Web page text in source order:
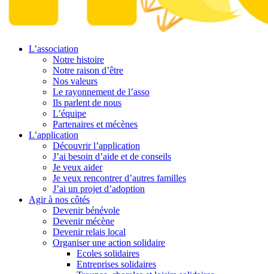
L’association
Notre histoire
Notre raison d’être
Nos valeurs
Le rayonnement de l’asso
Ils parlent de nous
L’équipe
Partenaires et mécènes
L’application
Découvrir l’application
J’ai besoin d’aide et de conseils
Je veux aider
Je veux rencontrer d’autres familles
J’ai un projet d’adoption
Agir à nos côtés
Devenir bénévole
Devenir mécène
Devenir relais local
Organiser une action solidaire
Ecoles solidaires
Entreprises solidaires